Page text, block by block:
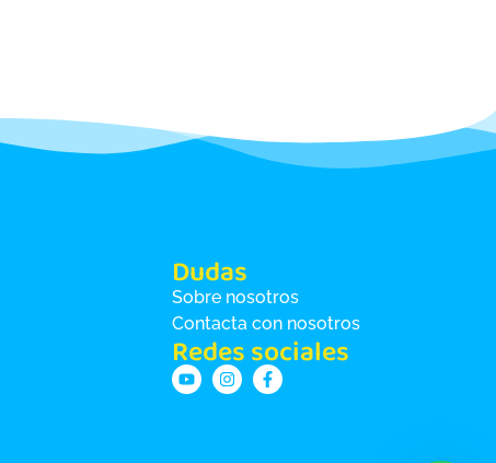
Dudas
Sobre nosotros
Contacta con nosotros
Redes sociales